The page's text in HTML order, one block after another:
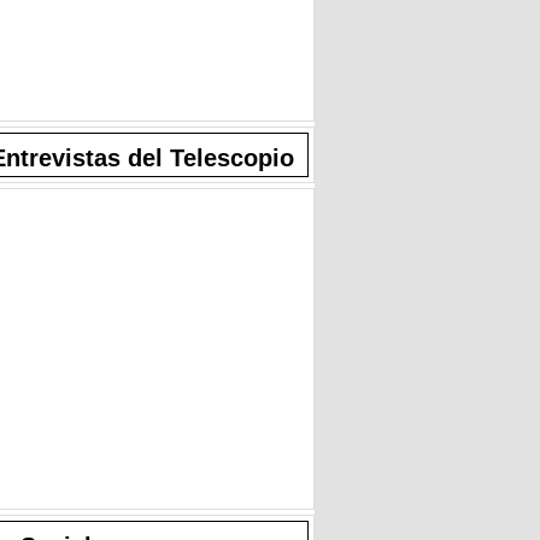
del Telescopio